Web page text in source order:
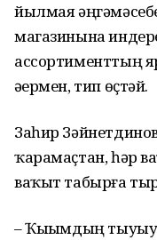
йылмая
магазинына
ассортименттың
әҙермен, тип өҫтәй.
Заһир
ҡарамаҫтан, һәр
ваҡыт табырға
– Ҡыҙымдың